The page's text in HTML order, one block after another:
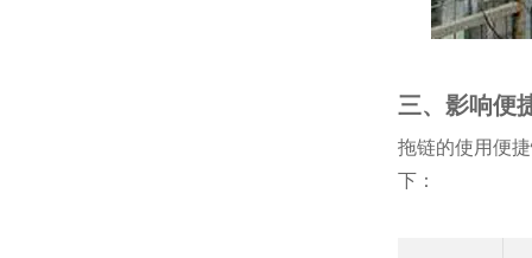
三、影响便
拖链的使用便
下：